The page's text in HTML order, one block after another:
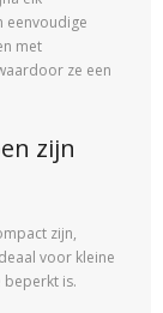
eenvoudige
met
ze een
zijn
zijn,
voor kleine
beperkt is.